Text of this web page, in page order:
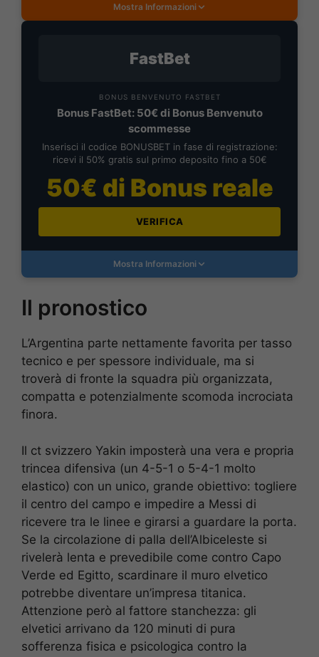
Mostra Informazioni
FastBet
BONUS BENVENUTO FASTBET
Bonus FastBet: 50€ di Bonus Benvenuto
scommesse
Inserisci il codice BONUSBET in fase di registrazione:
ricevi il 50% gratis sul primo deposito fino a 50€
50€ di Bonus reale
VERIFICA
Mostra Informazioni
Il pronostico
L’Argentina parte nettamente favorita per tasso
tecnico e per spessore individuale, ma si
troverà di fronte la squadra più organizzata,
compatta e potenzialmente scomoda incrociata
finora.
Il ct svizzero Yakin imposterà una vera e propria
trincea difensiva (un 4-5-1 o 5-4-1 molto
elastico) con un unico, grande obiettivo: togliere
il centro del campo e impedire a Messi di
ricevere tra le linee e girarsi a guardare la porta.
Se la circolazione di palla dell’Albiceleste si
rivelerà lenta e prevedibile come contro Capo
Verde ed Egitto, scardinare il muro elvetico
potrebbe diventare un’impresa titanica.
Attenzione però al fattore stanchezza: gli
elvetici arrivano da 120 minuti di pura
sofferenza fisica e psicologica contro la